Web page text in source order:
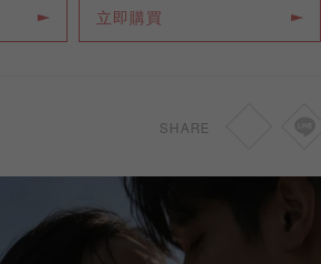
NT 46,800
立即購買
SHARE